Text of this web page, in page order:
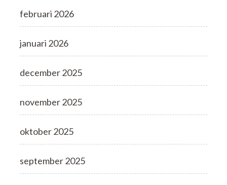
februari 2026
januari 2026
december 2025
november 2025
oktober 2025
september 2025